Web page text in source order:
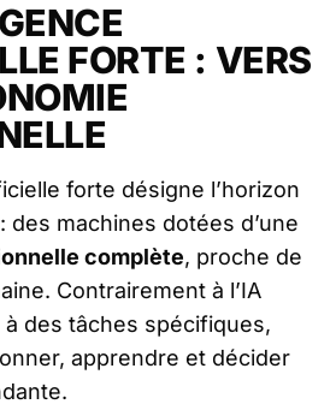
FORTE : VERS
forte désigne l’horizon
des machines dotées d’une
complète, proche de
Contrairement à l’IA
des tâches spécifiques,
apprendre et décider